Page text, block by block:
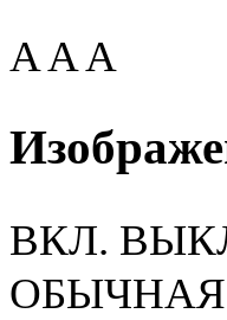
AAA
ВКЛ.